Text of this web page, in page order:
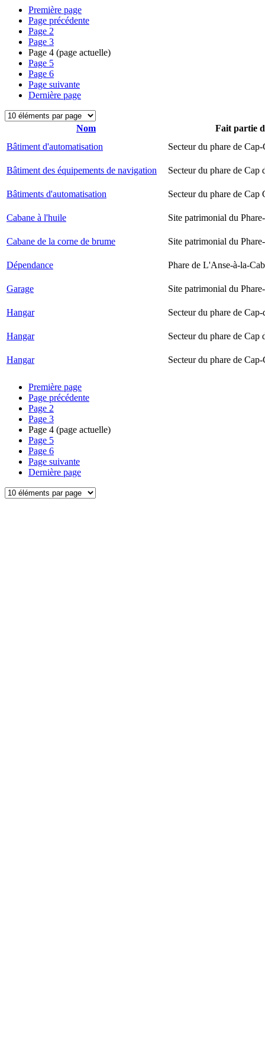
Première page
Page précédente
Page 2
Page 3
Page 4 (page actuelle)
Page 5
Page 6
Page suivante
Dernière page
Nom
Fait partie
Bâtiment d'automatisation
Secteur du phare de Cap-
Bâtiment des équipements de navigation Secteur du phare de Cap
Bâtiments d'automatisation Secteur du phare de Cap
Cabane à l'huile Site patrimonial du
Cabane de la corne de brume Site patrimonial du
Dépendance Phare de L'Anse-à-la-
Garage Site patrimonial du
Hangar Secteur du phare de Cap-
Hangar Secteur du phare de Cap
Hangar Secteur du phare de Cap-
Première page
Page précédente
Page 2
Page 3
Page 4 (page actuelle)
Page 5
Page 6
Page suivante
Dernière page